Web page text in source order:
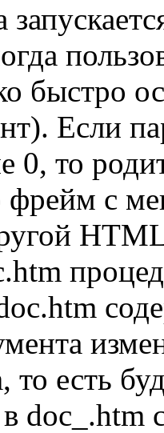
быстро
Если
0, то
фрейм с
есть
doc_.htm